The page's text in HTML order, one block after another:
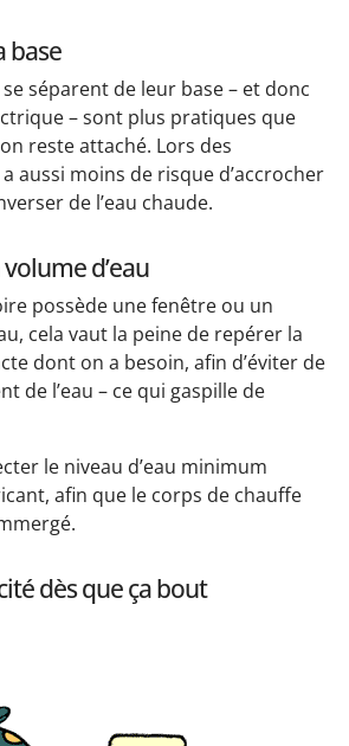
base
séparent de leur base – et donc
– sont plus pratiques que
reste attaché. Lors des
aussi moins de risque d’accrocher
de l’eau chaude.
d’eau
possède une fenêtre ou un
cela vaut la peine de repérer la
dont on a besoin, afin d’éviter de
de l’eau – ce qui gaspille de
le niveau d’eau minimum
afin que le corps de chauffe
dès que ça bout